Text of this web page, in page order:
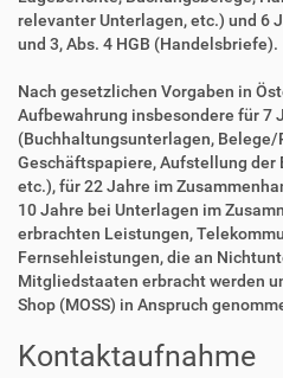
relevanter Unterlagen, etc.) und 6
und 3, Abs. 4 HGB (Handelsbriefe).
Nach gesetzlichen Vorgaben in
Aufbewahrung insbesondere für 7
(Buchhaltungsunterlagen, Belege/
Geschäftspapiere, Aufstellung der
etc.), für 22 Jahre im
10 Jahre bei Unterlagen im
erbrachten Leistungen,
Fernsehleistungen, die an
Mitgliedstaaten erbracht werden
Shop (MOSS) in Anspruch
Kontaktaufnahme